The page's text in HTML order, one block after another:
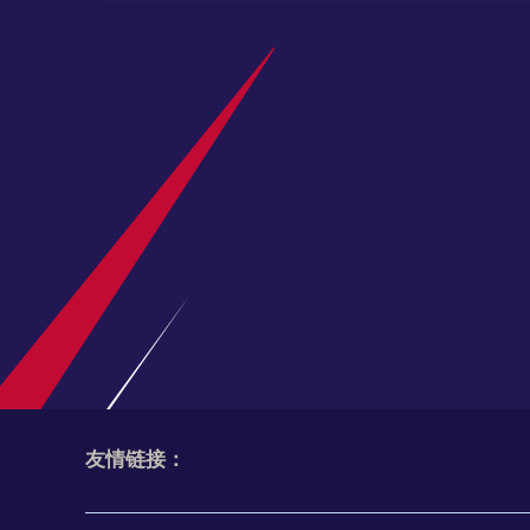
2026德甲夏季转会窗口临近尾声，多特蒙德、RB
2026/27意甲开赛时间！参赛球队及赛程节点
2026-27赛季意甲什么时候开打？官方开赛时间、北
皇马积极谈判迪奥曼德 欧冠夏窗补强边路
友情链接：